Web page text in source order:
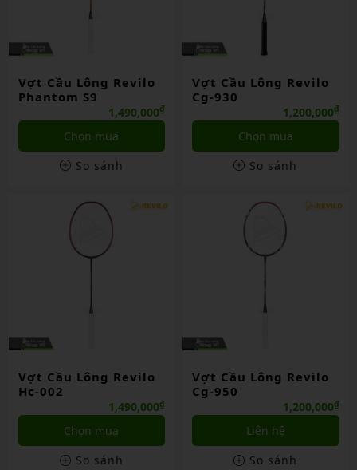
Vợt Cầu Lông Revilo
Phantom S9
1,490,000₫
Chọn mua
So sánh
Vợt Cầu Lông Revilo
Cg-930
1,200,000₫
Chọn mua
So sánh
Vợt Cầu Lông Revilo
Hc-002
1,490,000₫
Chọn mua
So sánh
Vợt Cầu Lông Revilo
Cg-950
1,200,000₫
Liên hệ
So sánh